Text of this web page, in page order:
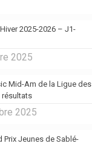
2025-2026 – J1-
2025
Mid-Am de la Ligue des
résultats
2025
Prix Jeunes de Sablé-